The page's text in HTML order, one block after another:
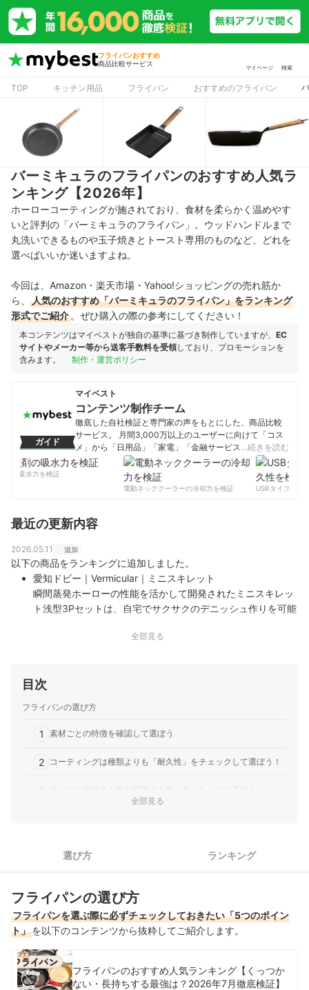
フライパンおすすめ
商品比較サービス
マイページ 検索
TOP キッチン用品 フライパン おすすめのフライパン
バーミキュラのフライパンのおすすめ人気ラ
ンキング【2026年】
ホーローコーティングが施されており、食材を柔らかく温めやす
いと評判の「バーミキュラのフライパン」。ウッドハンドルまで
丸洗いできるものや玉子焼きとトースト専用のものなど、
どれを
選べばいいか迷いますよね。
今回は、Amazon・楽天市場・Yahoo!ショッピングの売れ筋か
ら、
人気のおすすめ「バーミキュラのフライパン」をランキング
形式でご紹介 。ぜひ購入の際の参考にしてください！
本コンテンツはマイベストが独自の基準に基づき制作していますが、 EC
サイトやメーカー等から送客手数料を受領しており、プロモーションを
含みます。
制作・運営ポリシー
ガイド
マイベスト
コンテンツ制作チーム
徹底した自社検証と専門家の声をもとにした、商品比較
サービス。 月間3,000万以上のユーザーに向けて「コス
メ」から「日用品」「家電」「金融サービス」まで、ベ
ストな商品を選んでもらうために、毎日コンテンツを制
コンテンツ制作チームのプロフィール
…続きを読む
の吸水力を検証
電動ネッククーラーの冷却力を検証
USBタイプCケー
最近の更新内容
2026.05.11 追加
以下の商品をランキングに追加しました。
愛知ドビー｜Vermicular｜ミニスキレット
瞬間蒸発ホーローの性能を活かして開発されたミニスキレッ
ト浅型3Pセットは、自宅でサクサクのデニッシュ作りを可能
熱温度300℃を誇り、オーブンやトースターでの調理後、食
全部見る
目次
フライパンの選び方
1 素材ごとの特徴を確認して選ぼう
2 コーティングは種類よりも「耐久性」をチェックして選ぼう！
3 サイズは家族の人数や調理する量に合ったものを選ぼう
煮込みや揚げ物にも使いたいなら深型も候補に
バーミキュラのフライパンの売れ筋ランキングもチェック！
全部見る
選び方 ランキング
フライパンの選び方
フライパンを選ぶ際に必ずチェックしておきたい「5つのポイン
ト」を以下のコンテンツから抜粋してご紹介します。
フライパンのおすすめ人気ランキング【くっつか
ない・長持ちする最強は？2026年7月徹底検証】